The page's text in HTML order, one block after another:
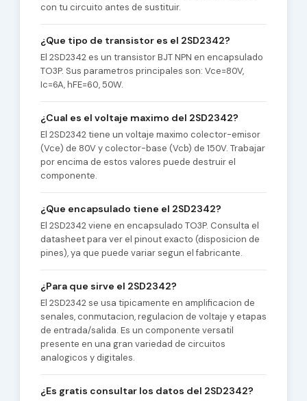
con tu circuito antes de sustituir.
¿Que tipo de transistor es el 2SD2342?
El 2SD2342 es un transistor BJT NPN en encapsulado
TO3P. Sus parametros principales son: Vce=80V,
Ic=6A, hFE=60, 50W.
¿Cual es el voltaje maximo del 2SD2342?
El 2SD2342 tiene un voltaje maximo colector-emisor
(Vce) de 80V y colector-base (Vcb) de 150V. Trabajar
por encima de estos valores puede destruir el
componente.
¿Que encapsulado tiene el 2SD2342?
El 2SD2342 viene en encapsulado TO3P. Consulta el
datasheet para ver el pinout exacto (disposicion de
pines), ya que puede variar segun el fabricante.
¿Para que sirve el 2SD2342?
El 2SD2342 se usa tipicamente en amplificacion de
senales, conmutacion, regulacion de voltaje y etapas
de entrada/salida. Es un componente versatil
presente en una gran variedad de circuitos
analogicos y digitales.
¿Es gratis consultar los datos del 2SD2342?